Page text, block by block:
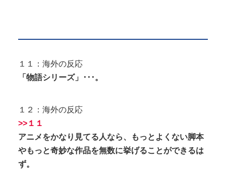
１１：海外の反応
「物語シリーズ」･･･。
１２：海外の反応
>>１１
アニメをかなり見てる人なら、もっとよくない脚本
やもっと奇妙な作品を無数に挙げることができるは
ず。